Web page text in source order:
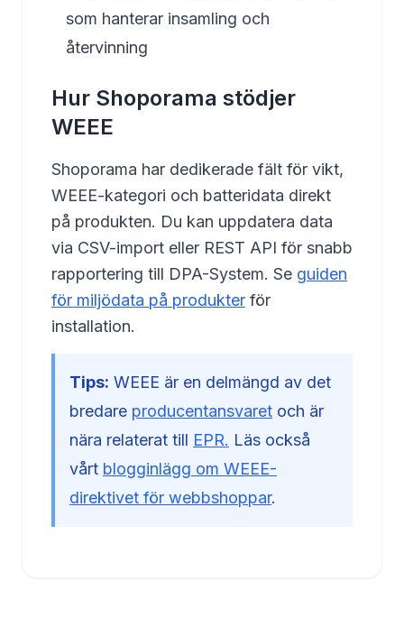
som hanterar insamling och
återvinning
Hur Shoporama stödjer
WEEE
Shoporama har dedikerade fält för vikt,
WEEE-kategori och batteridata direkt
på produkten. Du kan uppdatera data
via CSV-import eller REST API för snabb
rapportering till DPA-System. Se guiden
för miljödata på produkter för
installation.
Tips: WEEE är en delmängd av det
bredare producentansvaret och är
nära relaterat till EPR. Läs också
vårt blogginlägg om WEEE-
direktivet för webbshoppar.